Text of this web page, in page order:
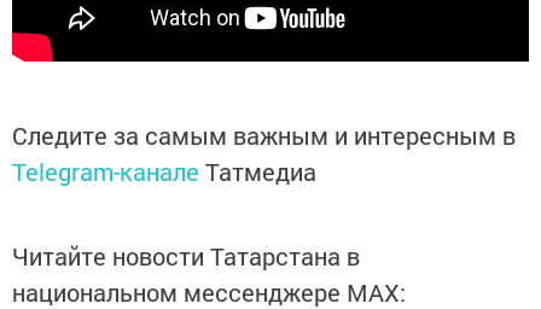
Следите за самым важным и интересным в
Telegram-канале Татмедиа
Читайте новости Татарстана в
национальном мессенджере MАХ: